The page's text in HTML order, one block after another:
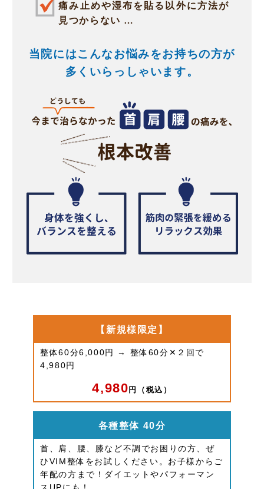
痛み止めや湿布を貼る以外に方法が
見つからない …
当院にはこんなお悩みをお持ちの方が
多くいらっしゃいます。
【新規様限定】
整体60分6,000円 → 整体60分✕２回で
4,980円
4,980円（税込）
各種整体 40分
首、肩、腰、膝など不調でお困りの方、ぜ
ひVIM整体をお試しください。お子様からご
年配の方まで！ダイエットやパフォーマン
スUPにも！